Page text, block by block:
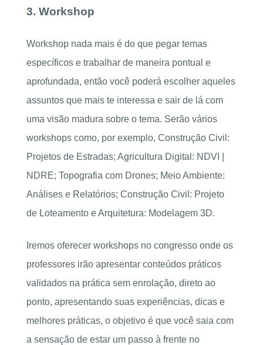
3. Workshop
Workshop nada mais é do que pegar temas
específicos e trabalhar de maneira pontual e
aprofundada, então você poderá escolher aqueles
assuntos que mais te interessa e sair de lá com
uma visão madura sobre o tema. Serão vários
workshops como, por exemplo, Construção Civil:
Projetos de Estradas; Agricultura Digital: NDVI |
NDRE; Topografia com Drones; Meio Ambiente:
Análises e Relatórios; Construção Civil: Projeto
de Loteamento e Arquitetura: Modelagem 3D.
Iremos oferecer workshops no congresso onde os
professores irão apresentar conteúdos práticos
validados na prática sem enrolação, direto ao
ponto, apresentando suas experiências, dicas e
melhores práticas, o objetivo é que você saia com
a sensação de estar um passo à frente no